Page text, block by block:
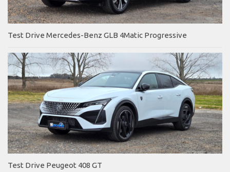
Test Drive Mercedes-Benz GLB 4Matic Progressive
Test Drive Peugeot 408 GT